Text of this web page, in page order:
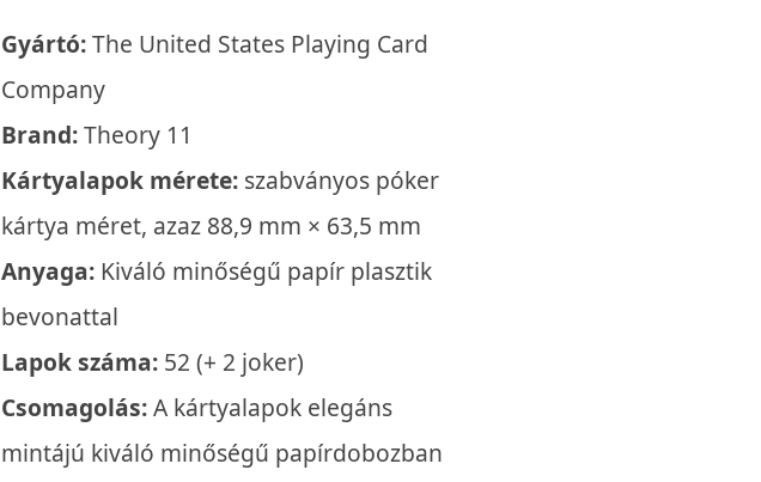
Gyártó:The United States Playing Card
Company
Brand:Theory 11
Kártyalapok mérete: szabványos póker
kártya méret, azaz 88,9 mm × 63,5 mm
Anyaga: Kiváló minőségű papír plasztik
bevonattal
Lapok száma: 52 (+ 2 joker)
Csomagolás:A kártyalapok elegáns
mintájú kiváló minőségű papírdobozban